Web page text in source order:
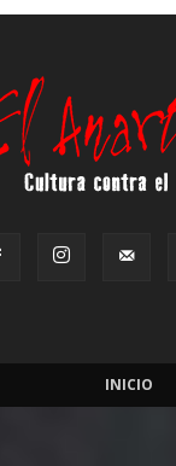
INICIO